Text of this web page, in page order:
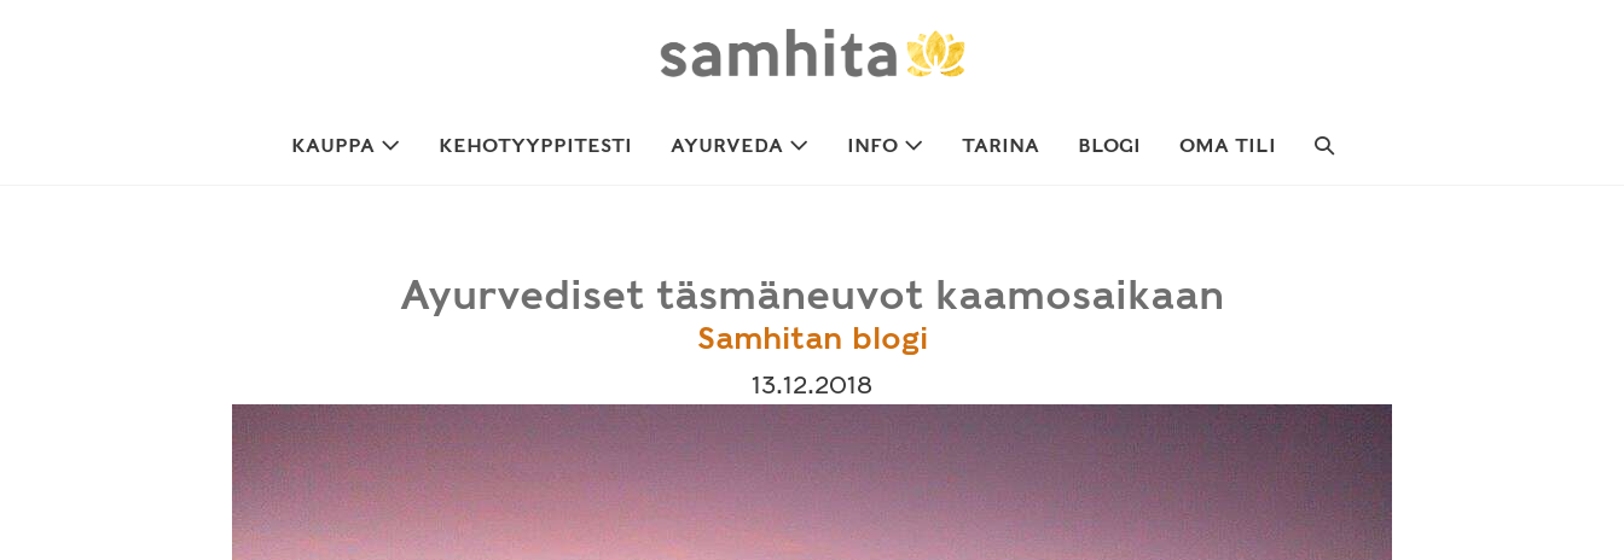
KAUPPA KEHOTYYPPITESTI AYURVEDA INFO TARINA BLOGI OMA TILI
SEARCH
Ayurvediset täsmäneuvot kaamosaikaan
Samhitan blogi
13.12.2018